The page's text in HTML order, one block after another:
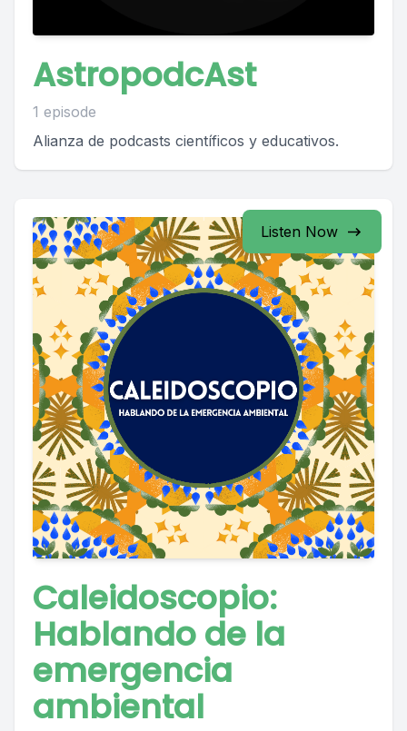
AstropodcAst
1 episode
Alianza de podcasts científicos y educativos.
Listen Now
Caleidoscopio:
Hablando de la
emergencia
ambiental